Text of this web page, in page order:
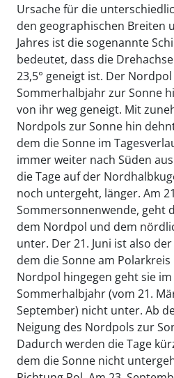
Ursache für die
den geographischen Breiten
Jahres ist die sogenannte
bedeutet, dass die
23,5° geneigt ist. Der
Sommerhalbjahr zur Sonne
von ihr weg geneigt. Mit
Nordpols zur Sonne hin
dem die Sonne im
immer weiter nach Süden
die Tage auf der
noch untergeht, länger. Am
Sommersonnenwende, geht
dem Nordpol und dem
unter. Der 21. Juni ist also
dem die Sonne am
Nordpol hingegen geht sie
Sommerhalbjahr (vom 21.
September) nicht unter. Ab
Neigung des Nordpols zur
Dadurch werden die Tage
dem die Sonne nicht